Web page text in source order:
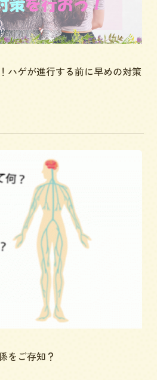
ハゲが進行する前に早めの対策
をご存知？